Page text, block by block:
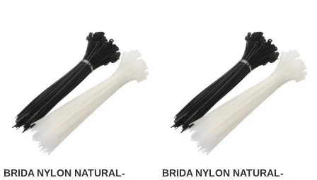
BRIDA NYLON NATURAL-
BRIDA NYLON NATURAL-